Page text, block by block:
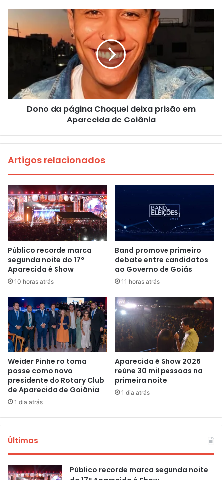
Dono da página Choquei deixa prisão em
Aparecida de Goiânia
Artigos relacionados
Público recorde marca
segunda noite do 17º
Aparecida é Show
10 horas atrás
Band promove primeiro
debate entre candidatos
ao Governo de Goiás
11 horas atrás
Weider Pinheiro toma
posse como novo
presidente do Rotary Club
de Aparecida de Goiânia
1 dia atrás
Aparecida é Show 2026
reúne 30 mil pessoas na
primeira noite
1 dia atrás
Últimas
Público recorde marca segunda noite